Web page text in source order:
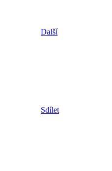
Další
Sdílet